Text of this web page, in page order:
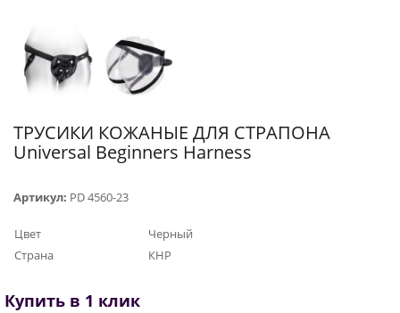
ТРУСИКИ КОЖАНЫЕ ДЛЯ СТРАПОНА
Universal Beginners Harness
Артикул: PD 4560-23
Цвет
Черный
Страна
КНР
Купить в 1 клик